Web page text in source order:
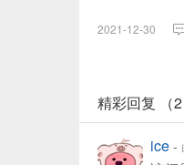
2021-12-30
精彩回复 （2
ice -